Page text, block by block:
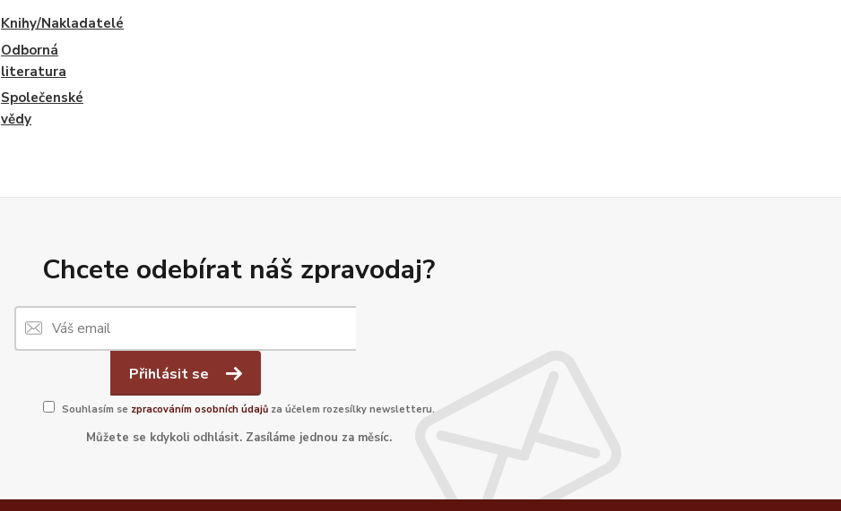
Knihy/Nakladatelé
Odborná
literatura
Společenské
vědy
Chcete odebírat náš zpravodaj?
Přihlásit se
Souhlasím se zpracováním osobních údajůza účelem rozesílky newsletteru.
Můžete se kdykoli odhlásit. Zasíláme jednou za měsíc.